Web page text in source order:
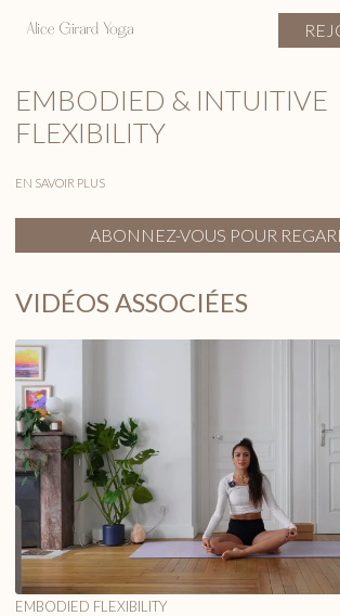
EMBODIED & INTUITIVE
FLEXIBILITY
EN SAVOIR PLUS
ABONNEZ-VOUS POUR
VIDÉOS ASSOCIÉES
EMBODIED FLEXIBILITY